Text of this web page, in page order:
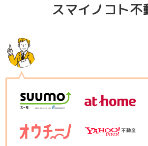
スマイノコト不